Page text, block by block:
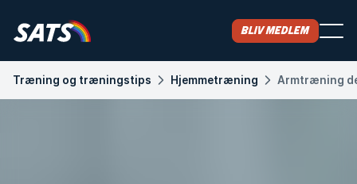
Bliv medlem
Træning og træningstips Hjemmetræning Armtræning